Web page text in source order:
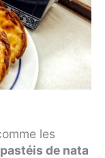
les
de nata